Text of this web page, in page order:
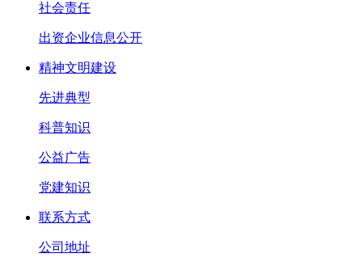
社会责任
出资企业信息公开
精神文明建设
先进典型
科普知识
公益广告
党建知识
联系方式
公司地址